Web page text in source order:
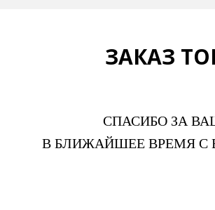
ЗАКАЗ
СПАСИБО ЗА
В БЛИЖАЙШЕЕ ВРЕМЯ С